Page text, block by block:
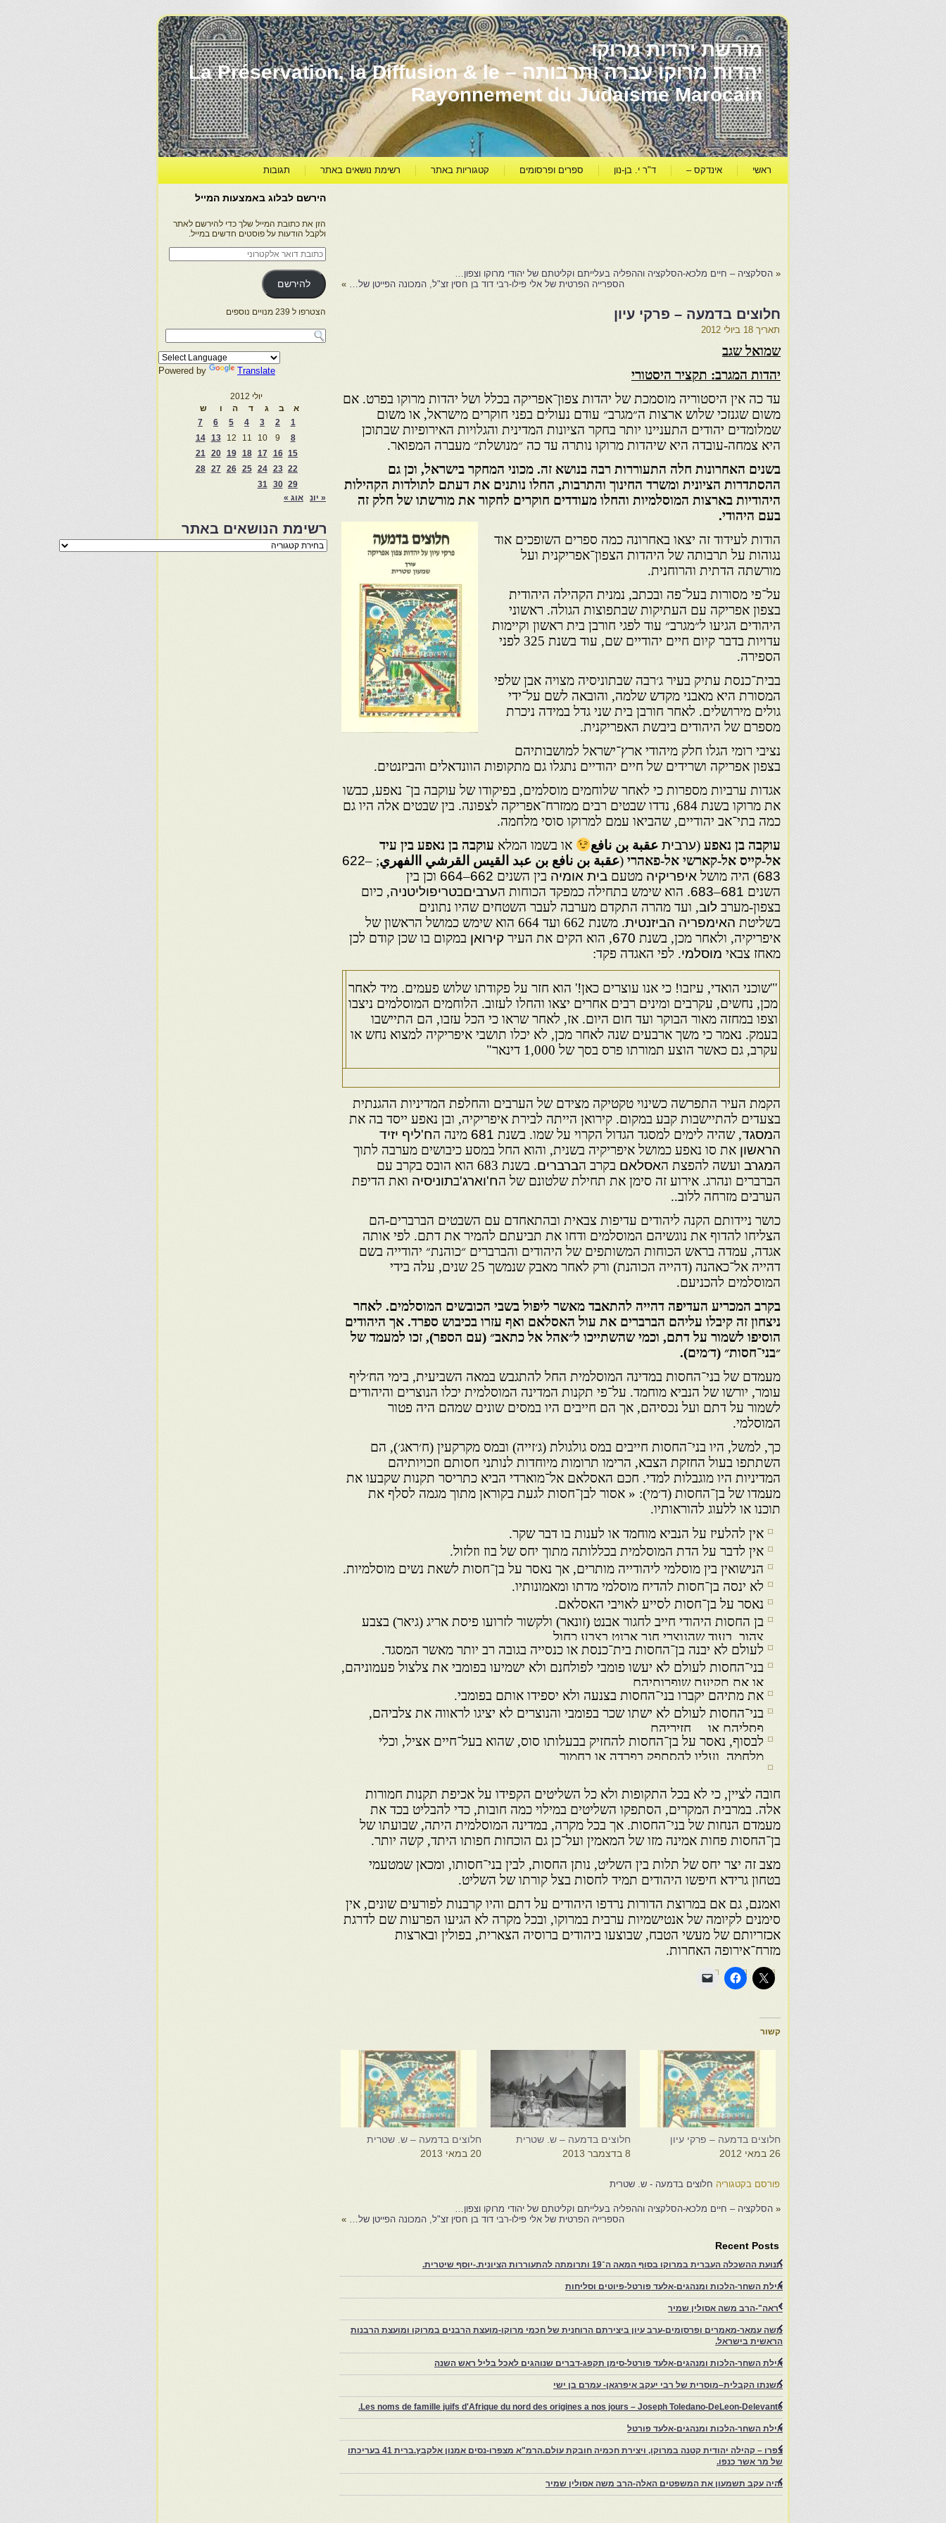
מורשת יהדות מרוקו
יהדות מרוקו עברה ותרבותה – La Préservation, la Diffusion & le
Rayonnement du Judaïsme Marocain
ראשי אינדקס – ד"ר י. בן-נון ספרים ופרסומים קטגוריות באתר רשימת נושאים באתר תגובות
« הסלקציה – חיים מלכא-הסלקציה וההפליה בעלייתם וקליטתם של יהודי מרוקו וצפון…
הספרייה הפרטית של אלי פילו-רבי דוד בן חסין זצ"ל, המכונה הפייטן של… »
חלוצים בדמעה – פרקי עיון
תאריך 18 ביולי 2012
שמואל שגב
יהדות המגרב: תקציר היסטורי
עד כה אין היסטוריה מוסמכת של יהדות צפון־אפריקה בכלל ושל יהדות מרוקו בפרט. אם
משום שגנזכי שלוש ארצות ה״מגרב״ עודם נעולים בפני חוקרים מישראל, או משום
שמלומדים יהודים התעניינו יותר בחקר הציונות המדינית והגלויות האירופיות שבתוכן
היא צמחה-עובדה היא שיהדות מרוקו נותרה עד כה ״מנושלת״ מעברה המפואר.
בשנים האחרונות חלה התעוררות רבה בנושא זה. מכוני המחקר בישראל, וכן גם
ההסתדרות הציונית ומשרד החינוך והתרבות, החלו נותנים את דעתם לתולדות הקהי­לות
היהודיות בארצות המוסלמיות והחלו מעודדים חוקרים לחקור את מורשתו של חלק זה
בעם היהודי.
הודות לעידוד זה יצאו באחרונה כמה ספרים השופכים אוד
נגוהות על תרבותה של היהדות הצפון־אפריקנית ועל
מורשתה הדתית והרוחנית.
על־פי מסורות בעל־פה ובכתב, נמנית הקהילה היהודית
בצפון אפריקה עם העתיקות שבתפוצות הגולה. ראשוני
היהודים הגיעו ל״מגרב״ עוד לפגי חורבן בית ראשון וקיימות
עדויות בדבר קיום חיים יהודיים שם, עוד בשנת 325 לפני
הספירה.
בבית־כנסת עתיק בעיר ג׳רבה שבתוניסיה מצויה אבן שלפי
המסורת היא מאבני מקדש שלמה, והובאה לשם על־ידי
גולים מירושלים. לאחר חורבן בית שני גדל במידה ניכרת
מספרם של היהודים ביבשת האפריקנית.
נציבי רומי הגלו חלק מיהודי ארץ־ישראל למושבותיהם
בצפון אפריקה ושרידים של חיים יהודיים נתגלו גם מתקופות הוונדאלים והביזנטים.
אגדות ערביות מספרות כי לאחר שלוחמים מוסלמים, בפיקודו של עוקבה בן־ נאפע, כבשו
את מרוקו בשנת 684, נדדו שבטים רבים ממזרח־אפריקה לצפונה. בין שבטים אלה היו גם
כמה בתי־אב יהודיים, שהביאו עמם למרוקו סוסי מלחמה.
עוקבה בן נאפע (ערבית عقبة بن نافع או בשמו המלא עוקבה בן נאפע בין עיד
אל-קייס אל-קארשי אל-פאהרי (عقبة بن نافع بن عبد القيس القرشي االفهري;
‎622–
683) היה מושל איפריקיה מטעם בית אומיה בין השנים 662
–
664 וכן בין
השנים 681
–
683. הוא שימש בתחילה כמפקד הכוחות הערביםבטריפוליטניה, כיום
בצפון-מערב לוב, ועד מהרה התקדם מערבה לעבר השטחים שהיו נתונים
בשליטת האימפריה הביזנטית
. משנת 662 ועד 664 הוא שימש כמושל הראשון של
איפריקיה, ולאחר מכן, בשנת 670, הוא הקים את העיר קירואן במקום בו שכן קודם לכן
מאחז צבאי מוסלמי. לפי האגדה פקד:
"'שוכני הואדי, עיזבו! כי אנו עוצרים כאן!' הוא חזר על פקודתו שלוש פעמים. מיד לאחר
מכן, נחשים, עקרבים ומינים רבים אחרים יצאו והחלו לעזוב. הלוחמים המוסלמים ניצבו
וצפו במחזה מאור הבוקר ועד חום היום. אז, לאחר שראו כי הכל עזבו, הם התיישבו
בעמק. נאמר כי משך ארבעים שנה לאחר מכן, לא יכלו תושבי איפריקיה למצוא נחש או
עקרב, גם כאשר הוצע תמורתו פרס בסך של 1,000 דינאר"
הקמת העיר התפרשה כשינוי טקטיקה מצידם של הערבים והחלפת המדיניות ההגנתית
בצעדים להתיישבות קבע במקום. קירואן הייתה לבירת איפריקיה, ובן נאפע ייסד בה את
המסגד, שהיה לימים למסגד הגדול הקרוי על שמו. בשנת 681 מינה הח'ליף יזיד
הראשון את סו נאפע כמושל איפריקיה בשנית, והוא החל במסע כיבושים מערבה לתוך
המגרב ועשה להפצת האסלאם בקרב הברברים
. בשנת 683 הוא הובס בקרב עם
הברברים ונהרג. אירוע זה סימן את תחילת שלטונם של הח'וארג'בתוניסיה ואת הדיפת
הערבים מזרחה ללוב..
כושר ניידותם הקנה ליהודים עדיפות צבאית ובהתאחדם עם השבטים הברברים-הם
הצליחו להדוף את נוגשיהם המוסלמים ודחו את תביעתם להמיר את דתם. לפי אותה
אגדה, עמדה בראש הכוחות המשותפים של היהודים והברברים ״כוהנת״ יהודייה בשם
דהייה אל־כאהנה (דהייה הכוהנת) ורק לאחר מאבק שנמשך 25 שנים, עלה בידי
המוסלמים להכניעם.
בקרב המכריע העדיפה דהייה להתאבד מאשר ליפול בשבי הכובשים המוסלמים. לאחר
ניצחון זה קיבלו עליהם הברברים את עול האסלאם ואף עזרו בכיבוש ספרד. אך היהודים
הוסיפו לשמור על דתם, וכמי שהשתייכו ל״אהל אל כתאב״ (עם הספר), זכו למעמד של
״בני־חסות״ (ד׳מים).
מעמדם של בני־החסות במדינה המוסלמית החל להתגבש במאה השביעית, בימי הח׳ליף
עומר, יורשו של הנביא מוחמד. על־פי תקנות המדינה המוסלמית יכלו הנוצרים והיהודים
לשמור על דתם ועל נכסיהם, אך הם חייבים היו במסים שונים שמהם היה פטור
המוסלמי.
כך, למשל, היו בני־החסות חייבים במס גולגולת (ג׳זייה) ובמס מקרקעין (ח׳ראג׳), הם
השתתפו בעול החזקת הצבא, הרימו תרומות מיוחדות לנותני חסותם וזכויותיהם
המדיניות היו מוגבלות למדי. חכם האסלאם אל־מוארדי הביא כתריסר תקנות שקבעו את
מעמדו של בן־החסות (ד׳מי): « אסור לבן־חסות לגעת בקוראן מתוך מגמה לסלף את
תוכנו או ללעוג להוראותיו.
אין להלעיז על הנביא מוחמד או לענות בו דבר שקר.
אין לדבר על הדת המוסלמית בכללותה מתוך יחס של בוז וזלזול.
הנישואין בין מוסלמי ליהודייה מותרים, אך נאסר על בן־חסות לשאת נשים מוסלמיות.
לא ינסה בן־חסות להדיח מוסלמי מדתו ומאמונותיו.
נאסר על בן־חסות לסייע לאויבי האסלאם.
בן החסות היהודי חייב לחגור אבנט (זונאר) ולקשור לזרועו פיסת אריג (גיאר) בצבע
צהוב, בעוד שהנוצרי חגר אבנט בצבע כחול.
לעולם לא יבנה בן־החסות בית־כנסת או כנסייה בגובה רב יותר מאשר המסגד.
בני־החסות לעולם לא יעשו פומבי לפולחנם ולא ישמיעו בפומבי את צלצול פעמוניהם,
או את תקיעת שופרותיהם.
את מתיהם יקברו בני־החסות בצנעה ולא יספידו אותם בפומבי.
בני־החסות לעולם לא ישתו שכר בפומבי והנוצרים לא יציגו לראווה את צלביהם,
פסליהם או… חזיריהם.
לבסוף, נאסר על בן־החסות להחזיק בבעלותו סוס, שהוא בעל־חיים אציל, וכלי
מלחמה, ועליו להסתפק בפרדה או בחמור.
חובה לציין, כי לא בכל התקופות ולא כל השליטים הקפידו על אכיפת תקנות חמורות
אלה. במרבית המקרים, הסתפקו השליטים במילוי כמה חובות, כדי להבליט בכד את
מעמדם הנחות של בני־החסות. אך בכל מקרה, במדינה המוסלמית היתה, שבועתו של
בן־החסות פחות אמינה מזו של המאמין ועל־כן גם הוכחות חפותו היתד, קשה יותר.
מצב זה יצר יחס של תלות בין השליט, נותן החסות, לבין בני־חסותו, ומכאן שמטעמי
בטחון גרידא חיפשו היהודים תמיד לחסות בצל קורתו של השליט.
ואמנם, גם אם במרוצת הדורות נרדפו היהודים על דתם והיו קרבנות לפורעים שונים, אין
סימנים לקיומה של אנטישמיות ערבית במרוקו, ובכל מקרה לא הגיעו הפרעות שם לדרגת
אכזריותם של מעשי הטבח, שבוצעו ביהודים ברוסיה הצארית, בפולין ובארצות
מזרח־אירופה האחרות.
קשור
חלוצים בדמעה – פרקי עיון
26 במאי 2012
חלוצים בדמעה – ש. שטרית
8 בדצמבר 2013
חלוצים בדמעה – ש. שטרית
20 במאי 2013
פורסם בקטגוריה חלוצים בדמעה - ש. שטרית
« הסלקציה – חיים מלכא-הסלקציה וההפליה בעלייתם וקליטתם של יהודי מרוקו וצפון…
הספרייה הפרטית של אלי פילו-רבי דוד בן חסין זצ"ל, המכונה הפייטן של… »
Recent Posts
תנועת ההשכלה העברית במרוקו בסוף המאה ה־19 ותרומתה להתעוררות הציונית.-יוסף שיטרית.
אילת השחר-הלכות ומנהגים-אלעד פורטל-פיוטים וסליחות
"ראה"-הרב משה אסולין שמיר
משה עמאר-מאמרים ופרסומים-ערב עיון ביצירתם הרוחנית של חכמי מרוקו-מועצת הרבנים במרוקו ומועצת הרבנות
הראשית בישראל.
אילת השחר-הלכות ומנהגים-אלעד פורטל-סימן תקפג-דברים שנוהגים לאכל בליל ראש השנה
משנתו הקבלית–מוסרית של רבי יעקב איפרגאן- עמרם בן ישי
Les noms de famille juifs d'Afrique du nord des origines a nos jours – Joseph Toledano-DeLeon-Delevante.
אילת השחר-הלכות ומנהגים-אלעד פורטל
צפרו – קהילה יהודית קטנה במרוקו, ויצירת חכמיה חובקת עולם.הרמ"א מצפרו-נסים אמנון אלקבץ.ברית 41 בעריכתו
של מר אשר כנפו.
והיה עקב תשמעון את המשפטים האלה-הרב משה אסולין שמיר
הירשם לבלוג באמצעות המייל
הזן את כתובת המייל שלך כדי להירשם לאתר
ולקבל הודעות על פוסטים חדשים במייל.
כתובת
דואר
אלקטרוני
להירשם
הצטרפו ל 239 מנויים נוספים
Powered by Translate
יולי 2012
א
ב ג ד ה ו
ש
1
2
3
4
5
6
7
8
9
10
11
12
13
14
15
16
17
18
19
20
21
22
23
24
25
26
27
28
29
30
31
« יונ
אוג »
רשימת הנושאים באתר
רשימת
הנושאים